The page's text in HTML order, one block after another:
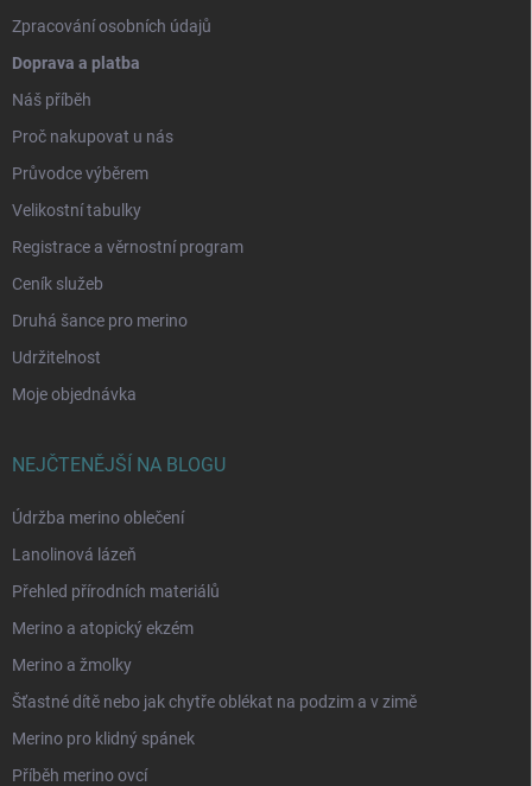
Zpracování osobních údajů
Doprava a platba
Náš příběh
Proč nakupovat u nás
Průvodce výběrem
Velikostní tabulky
Registrace a věrnostní program
Ceník služeb
Druhá šance pro merino
Udržitelnost
Moje objednávka
NEJČTENĚJŠÍ NA BLOGU
Údržba merino oblečení
Lanolinová lázeň
Přehled přírodních materiálů
Merino a atopický ekzém
Merino a žmolky
Šťastné dítě nebo jak chytře oblékat na podzim a v zimě
Merino pro klidný spánek
Příběh merino ovcí